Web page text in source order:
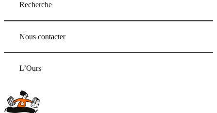
Recherche
Nous contacter
L’Ours